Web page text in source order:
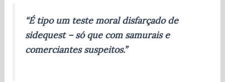
“É tipo um teste moral disfarçado de
sidequest – só que com samurais e
comerciantes suspeitos.”